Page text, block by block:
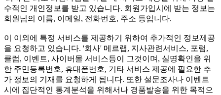
수적인 개인정보를 받고 있습니다. 회원가입시에 받는 정보는
회원님의 이름, 이메일, 전화번호, 주소 등입니다.
이 이외에 특정 서비스를 제공하기 위하여 추가적인 정보제공
을 요청하고 있습니다. '회사' 메르랩, 지사관련서비스, 포럼,
클럽, 이벤트, 사이버몰 서비스등이 그것이며, 실명확인을 위
한 주민등록번호, 휴대폰번호, 기타 서비스 제공에 필요한 추
가 정보의 기재를 요청하게 됩니다. 또한 설문조사나 이벤트
시에 집단적인 통계분석을 위해서나 경품발송을 위한 목적으